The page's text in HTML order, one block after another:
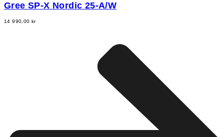
Gree SP-X Nordic 25-A/W
14 990,00kr